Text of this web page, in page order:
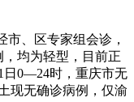
市、区专家组会诊，
均为轻型，目前正
日0—24时，重庆市无
现无确诊病例，仅渝